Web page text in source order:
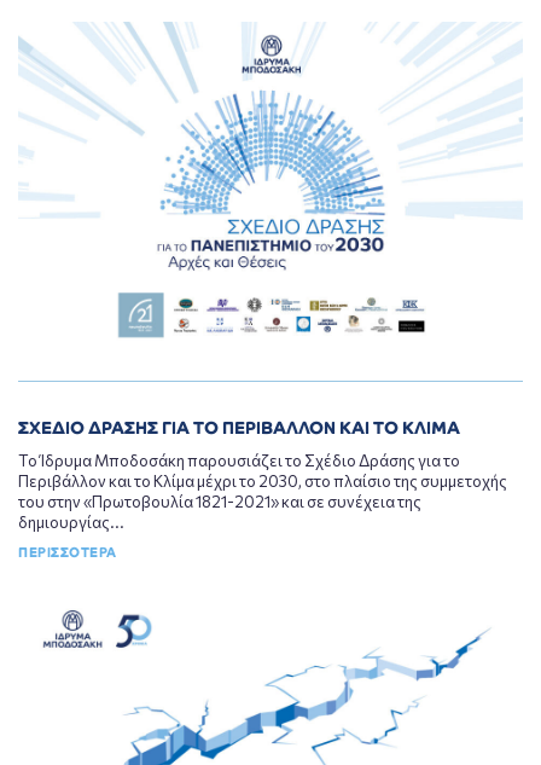
ΣΧΕΔΙΟ ΔΡΑΣΗΣ ΓΙΑ ΤΟ ΠΕΡΙΒΑΛΛΟΝ ΚΑΙ ΤΟ ΚΛΙΜΑ
Το Ίδρυμα Μποδοσάκη παρουσιάζει το Σχέδιο Δράσης για το
Περιβάλλον και το Κλίμα μέχρι το 2030, στο πλαίσιο της συμμετοχής
του στην «Πρωτοβουλία 1821-2021» και σε συνέχεια της
δημιουργίας...
ΠΕΡΙΣΣΟΤΕΡΑ